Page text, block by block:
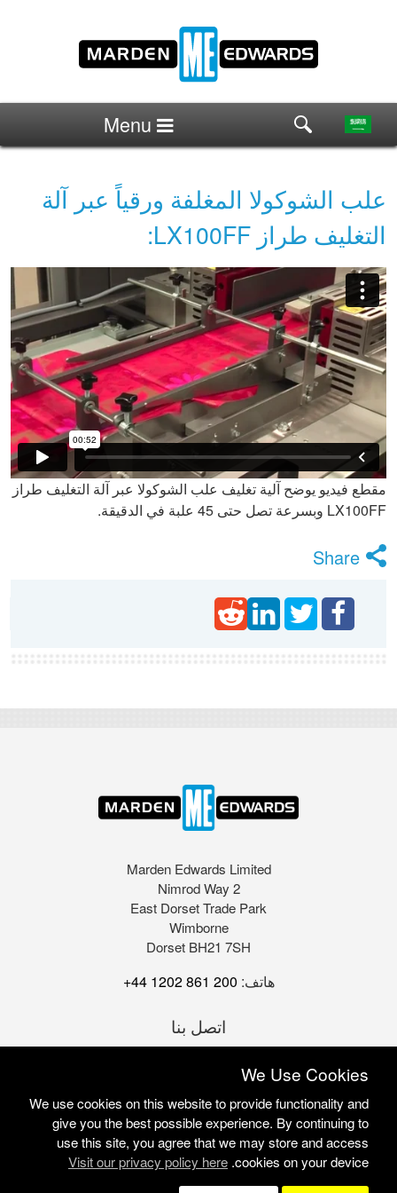
علب الشوكولا المغلفة ورقياً عبر آلة
التغليف طراز LX100FF:
مقطع فيديو يوضح آلية تغليف علب الشوكولا عبر آلة التغليف طراز
LX100FF وبسرعة تصل حتى 45 علبة في الدقيقة.
Share
Marden Edwards Limited
2 Nimrod Way
East Dorset Trade Park
Wimborne
Dorset BH21 7SH
هاتف: +44 1202 861 200
اتصل بنا
Marden Edwards Ltd © 2026
We Use Cookies
We use cookies on this website to provide functionality and
give you the best possible experience. By continuing to
use this site, you agree that we may store and access
cookies on your device.
Visit our privacy policy here